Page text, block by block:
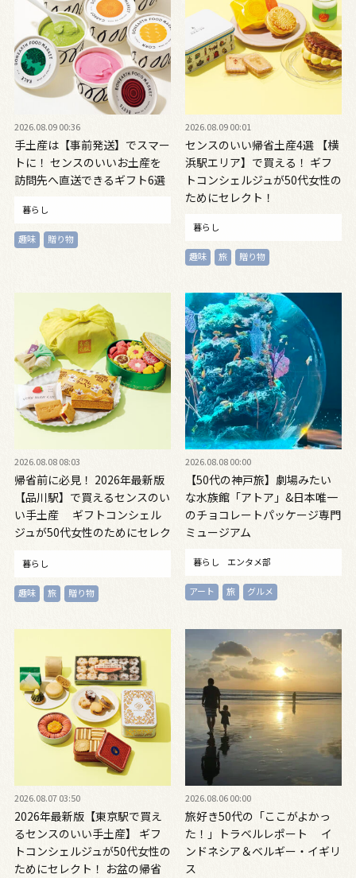
2026.08.09 00:36
手土産は【事前発送】でスマー
トに！ センスのいいお土産を
訪問先へ直送できるギフト6選
暮らし
趣味 贈り物
2026.08.09 00:01
センスのいい帰省土産4選 【横
浜駅エリア】で買える！ ギフ
トコンシェルジュが50代女性の
ためにセレクト！
暮らし
趣味 旅 贈り物
2026.08.08 08:03
帰省前に必見！ 2026年最新版
【品川駅】で買えるセンスのい
い手土産 ギフトコンシェル
ジュが50代女性のためにセレク
暮らし
趣味 旅 贈り物
2026.08.08 00:00
【50代の神戸旅】劇場みたい
な水族館「アトア」&日本唯一
のチョコレートパッケージ専門
ミュージアム
暮らし エンタメ部
アート 旅 グルメ
2026.08.07 03:50
2026年最新版【東京駅で買え
るセンスのいい手土産】 ギフ
トコンシェルジュが50代女性の
ためにセレクト！ お盆の帰省
2026.08.06 00:00
旅好き50代の「ここがよかっ
た！」トラベルレポート イ
ンドネシア＆ベルギー・イギリ
ス